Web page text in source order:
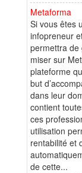
Metaforma
Si vous êtes
infopreneur
permettra de
miser sur
plateforme
but
dans leur
contient
ces
utilisation
rentabilité et
de cette...